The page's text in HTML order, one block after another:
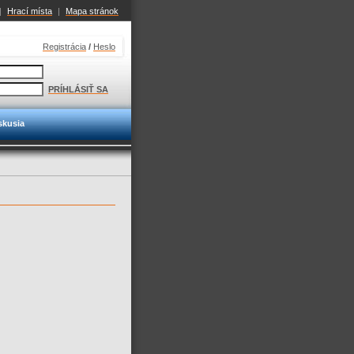
| Hrací místa | Mapa stránok
Registrácia / Heslo
PRÍHLÁSIŤ SA